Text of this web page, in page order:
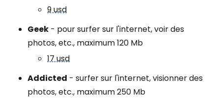
9 usd
Geek - pour surfer sur l'internet, voir des
photos, etc., maximum 120 Mb
17 usd
Addicted - surfer sur l'internet, visionner des
photos, etc., maximum 250 Mb